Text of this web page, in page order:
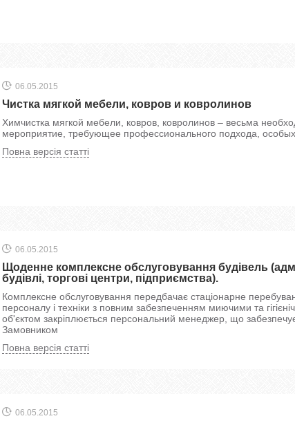
06.05.2015
Чистка мягкой мебели, ковров и ковролинов
Химчистка мягкой мебели, ковров, ковролинов – весьма
мероприятие, требующее профессионального подхода, особых
Повна версія статті
06.05.2015
Щоденне комплексне обслуговування будівель
будівлі, торгові центри, підприємства).
Комплексне обслуговування передбачає стаціонарне
персоналу і техніки з повним забезпеченням миючими та
об'єктом закріплюється персональний менеджер, що
Замовником
Повна версія статті
06.05.2015